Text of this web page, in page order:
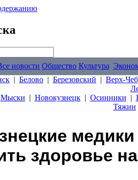
новости Общество Культура
| Белово | Березовский | Верх-
Мыски | Новокузнецк| Осинники |
Тяжин
медики
здоровье